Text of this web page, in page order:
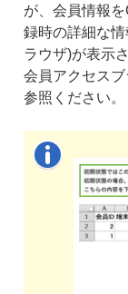
が、会員情報
録時の詳細な
ラウザ)が表示
会員アクセス
参照ください。